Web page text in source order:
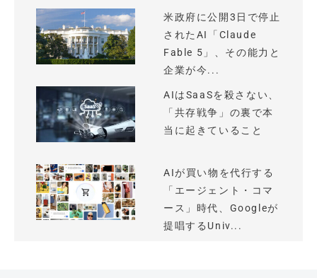
米政府に公開3日で停止
されたAI「Claude
Fable 5」、その能力と
企業が今...
AIはSaaSを殺さない、
「共存戦争」の裏で本
当に起きていること
AIが買い物を代行する
「エージェント・コマ
ース」時代、Googleが
提唱するUniv...